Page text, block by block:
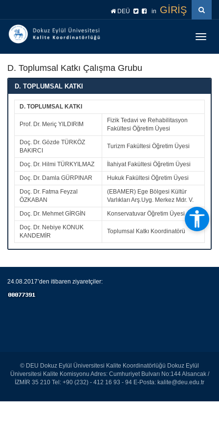
DEÜ in GİRİŞ
D. Toplumsal Katkı Çalışma Grubu
D. TOPLUMSAL KATKI
D. TOPLUMSAL KATKI
Prof. Dr. Meriç YILDIRIM
Fizik Tedavi ve Rehabilitasyon
Fakültesi Öğretim Üyesi
Doç. Dr. Gözde TÜRKÖZ
BAKIRCI
Turizm Fakültesi Öğretim Üyesi
Doç. Dr. Hilmi TÜRKYILMAZ
İlahiyat Fakültesi Öğretim Üyesi
Doç. Dr. Damla GÜRPINAR
Hukuk Fakültesi Öğretim Üyesi
Doç. Dr. Fatma Feyzal
ÖZKABAN
(EBAMER) Ege Bölgesi Kültür
Varlıkları Arş.Uyg. Merkez Mdr. V.
Doç. Dr. Mehmet GİRGİN
Konservatuvar Öğretim Üyesi
Doç. Dr. Nebiye KONUK
KANDEMİR
Toplumsal Katkı Koordinatörü
24.08.2017’den itibaren ziyaretçiler:
© DEU Dokuz Eylül Üniversitesi Kalite Koordinatörlüğü Dokuz Eylül
Üniversitesi Kalite Komisyonu Adres: Cumhuriyet Bulvarı No:144 Alsancak /
İZMİR 35 210 Tel: +90 (232) - 412 16 93 - 94 E-Posta: kalite@deu.edu.tr